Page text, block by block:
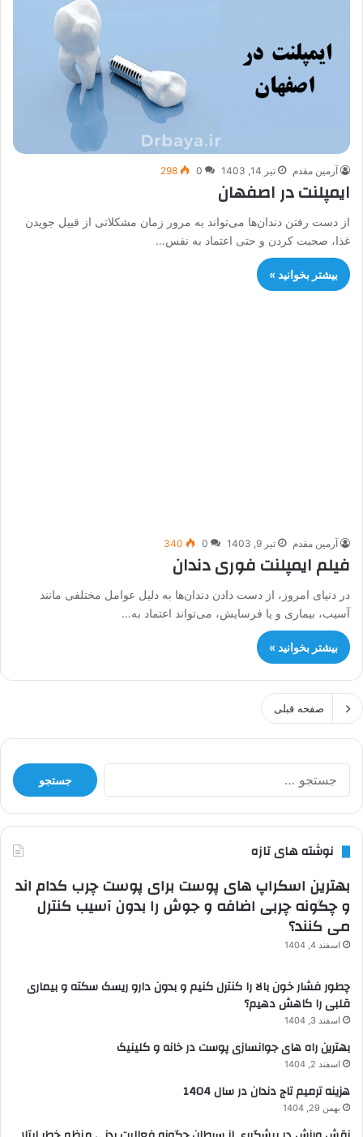
آرمین مقدم تیر 14, 1403 0
298
ایمپلنت در اصفهان
از دست رفتن دندان‌ها می‌تواند به مرور زمان مشکلاتی از قبیل جویدن
غذا، صحبت کردن و حتی اعتماد به نفس…
بیشتر بخوانید »
آرمین مقدم تیر 9, 1403 0
340
فیلم ایمپلنت فوری دندان
در دنیای امروز، از دست دادن دندان‌ها به دلیل عوامل مختلفی مانند
آسیب، بیماری و یا فرسایش، می‌تواند اعتماد به…
بیشتر بخوانید »
صفحه قبلی
جستجو
برای:
نوشته های تازه
بهترین اسکراپ های پوست برای پوست چرب کدام اند
و چگونه چربی اضافه و جوش را بدون آسیب کنترل
می کنند؟
اسفند 4, 1404
چطور فشار خون بالا را کنترل کنیم و بدون دارو ریسک سکته و بیماری
قلبی را کاهش دهیم؟
اسفند 3, 1404
بهترین راه های جوانسازی پوست در خانه و کلینیک
اسفند 2, 1404
هزینه ترمیم تاج دندان در سال 1404
بهمن 29, 1404